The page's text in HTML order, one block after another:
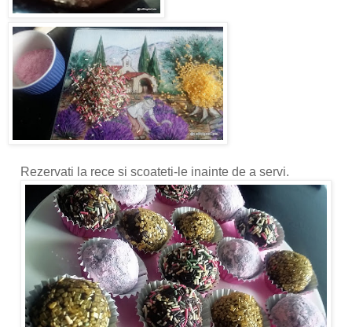
Rezervati la rece si scoateti-le inainte de a servi.